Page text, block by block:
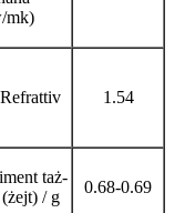
mk)
1.54
taż-
/ g
0.68-0.69